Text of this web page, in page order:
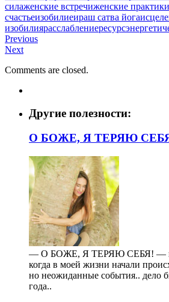
силаженские встречиженские практики
счастьеизобилиеираш сатва йога
изобилиярасслаблениересурс
Previous
Next
Comments are closed.
Другие полезности:
О БОЖЕ, Я ТЕРЯЮ
— О БОЖЕ, Я ТЕРЯЮ СЕБЯ! —
когда в моей жизни начали
но неожиданные события.. дело
года..